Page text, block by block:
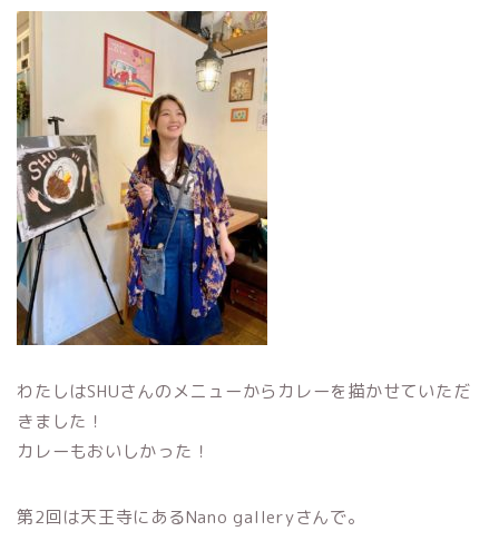
わたしはSHUさんのメニューからカレーを描かせていただ
きました！
カレーもおいしかった！
第2回は天王寺にあるNano galleryさんで。